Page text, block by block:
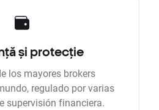
și protecție
los mayores brokers
regulado por varias
supervisión financiera.